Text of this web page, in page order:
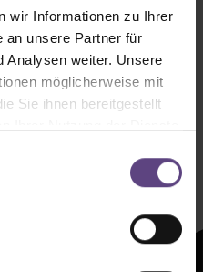
wir Informationen zu Ihrer
an unsere Partner für
Analysen weiter. Unsere
möglicherweise mit
Sie ihnen bereitgestellt